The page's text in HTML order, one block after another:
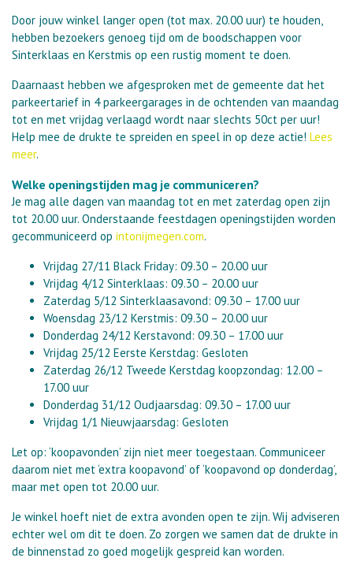
Door jouw winkel langer open (tot max. 20.00 uur) te houden,
hebben bezoekers genoeg tijd om de boodschappen voor
Sinterklaas en Kerstmis op een rustig moment te doen.
Daarnaast hebben we afgesproken met de gemeente dat het
parkeertarief in 4 parkeergarages in de ochtenden van maandag
tot en met vrijdag verlaagd wordt naar slechts 50ct per uur!
Help mee de drukte te spreiden en speel in op deze actie! Lees
meer.
Welke openingstijden mag je communiceren?
Je mag alle dagen van maandag tot en met zaterdag open zijn
tot 20.00 uur. Onderstaande feestdagen openingstijden worden
gecommuniceerd op intonijmegen.com.
Vrijdag 27/11 Black Friday: 09.30 – 20.00 uur
Vrijdag 4/12 Sinterklaas: 09.30 – 20.00 uur
Zaterdag 5/12 Sinterklaasavond: 09.30 – 17.00 uur
Woensdag 23/12 Kerstmis: 09.30 – 20.00 uur
Donderdag 24/12 Kerstavond: 09.30 – 17.00 uur
Vrijdag 25/12 Eerste Kerstdag: Gesloten
Zaterdag 26/12 Tweede Kerstdag koopzondag: 12.00 –
17.00 uur
Donderdag 31/12 Oudjaarsdag: 09.30 – 17.00 uur
Vrijdag 1/1 Nieuwjaarsdag: Gesloten
Let op: ‘koopavonden’ zijn niet meer toegestaan. Communiceer
daarom niet met ‘extra koopavond’ of ‘koopavond op donderdag’,
maar met open tot 20.00 uur.
Je winkel hoeft niet de extra avonden open te zijn. Wij adviseren
echter wel om dit te doen. Zo zorgen we samen dat de drukte in
de binnenstad zo goed mogelijk gespreid kan worden.